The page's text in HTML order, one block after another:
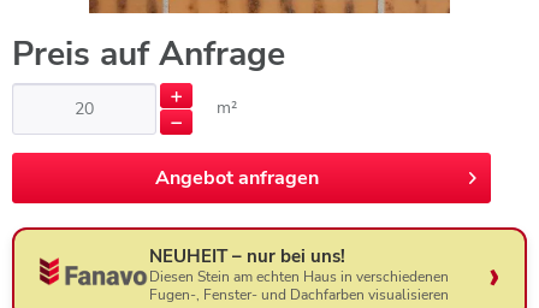
Preis auf Anfrage
m²
Angebot anfragen
Angebot anfragen
NEUHEIT – nur bei uns!
Diesen Stein am echten Haus in verschiedenen
Fugen-, Fenster- und Dachfarben visualisieren